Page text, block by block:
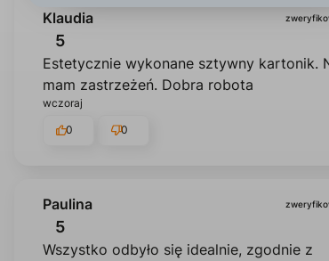
Klaudia
5
Estetycznie wykonane sztywny kartonik.
mam zastrzeżeń. Dobra robota
wczoraj
0 0
Paulina
5
Wszystko odbyło się idealnie, zgodnie z